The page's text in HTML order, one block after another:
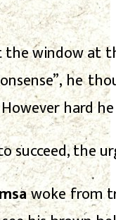
window at
he
hard
succeed, the
woke from